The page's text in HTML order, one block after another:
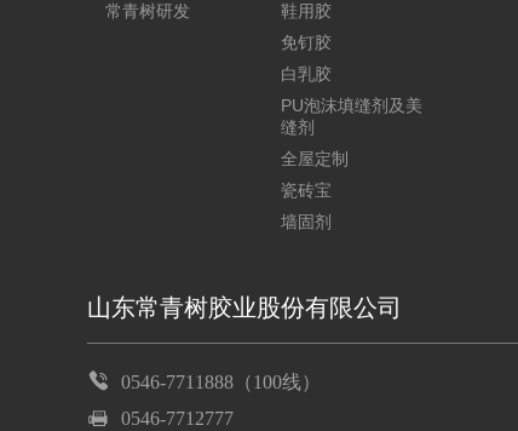
常青树研发
鞋用胶
免钉胶
白乳胶
PU泡沫填缝剂及美
缝剂
全屋定制
瓷砖宝
墙固剂
山东常青树胶业股份有限公司
0546-7711888（100线）
0546-7712777